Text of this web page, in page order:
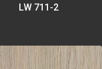
LW 711-2